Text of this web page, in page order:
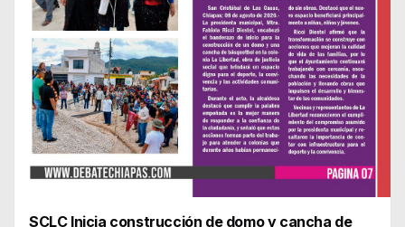
SCLC Inicia construcción de domo y cancha de